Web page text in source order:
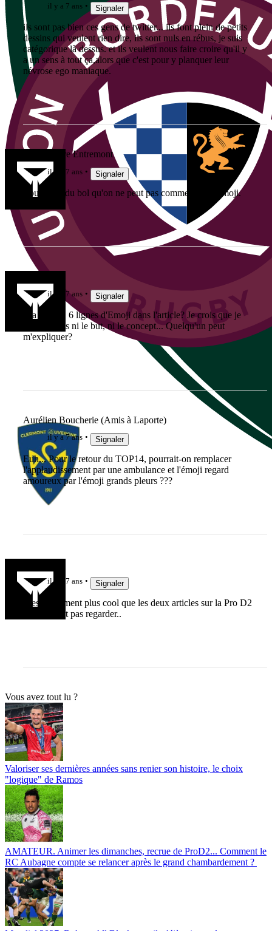
il y a 7 ans Signaler
ils sont pas bien ces gens de twitter... ils font plein de petits
dessins qui veulent rien dire, ils sont nuls en rébus, je suis
catégorique là dessus. et ils veulent nous faire croire qu'il y
a un sens à tout ça,alors que c'est pour y planquer leur
névrose ego maniaque.
Marc Lièvre Entremont
il y a 7 ans Signaler
Vous avez du bol qu'on ne peut pas commenter en emoji.
il y a 7 ans Signaler
Y'a que ça, 6 lignes d'Emoji dans l'article? Je crois que je
n'ai compris ni le but, ni le concept... Quelqu'un peut
m'expliquer?
Aurélien Boucherie (Amis à Laporte)
il y a 7 ans Signaler
Euh... Pour le retour du TOP14, pourrait-on remplacer
l'applaudissement par une ambulance et l'émoji regard
amoureux par l'émoji grands pleurs ???
il y a 7 ans Signaler
C'est autrement plus cool que les deux articles sur la Pro D2
qu'il ne faut pas regarder..
Vous avez tout lu ?
Valoriser ses dernières années sans renier son histoire, le choix
"logique" de Ramos
AMATEUR. Animer les dimanches, recrue de ProD2... Comment le
RC Aubagne compte se relancer après le grand chambardement ?